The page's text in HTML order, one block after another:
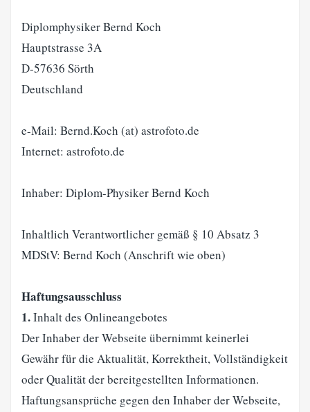
Diplomphysiker Bernd Koch
Hauptstrasse 3A
D-57636 Sörth
Deutschland
e-Mail: Bernd.Koch (at) astrofoto.de
Internet: astrofoto.de
Inhaber: Diplom-Physiker Bernd Koch
Inhaltlich Verantwortlicher gemäß § 10 Absatz 3
MDStV: Bernd Koch (Anschrift wie oben)
Haftungsausschluss
1.Inhalt des Onlineangebotes
Der Inhaber der Webseite übernimmt keinerlei
Gewähr für die Aktualität, Korrektheit, Vollständigkeit
oder Qualität der bereitgestellten Informationen.
Haftungsansprüche gegen den Inhaber der Webseite,